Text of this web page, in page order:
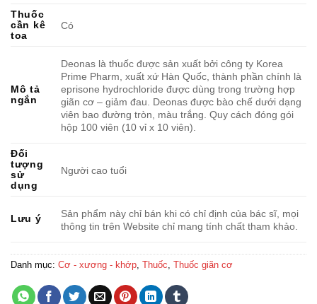
Thuốc
cần kê
toa
Có
Mô tả
ngắn
Deonas là thuốc được sản xuất bởi công ty Korea
Prime Pharm, xuất xứ Hàn Quốc, thành phần chính là
eprisone hydrochloride được dùng trong trường hợp
giãn cơ – giảm đau. Deonas được bào chế dưới dạng
viên bao đường tròn, màu trắng. Quy cách đóng gói
hộp 100 viên (10 vỉ x 10 viên).
Đối
tượng
sử
dụng
Người cao tuổi
Lưu ý
Sản phẩm này chỉ bán khi có chỉ định của bác sĩ, mọi
thông tin trên Website chỉ mang tính chất tham khảo.
Danh mục: Cơ - xương - khớp, Thuốc, Thuốc giãn cơ